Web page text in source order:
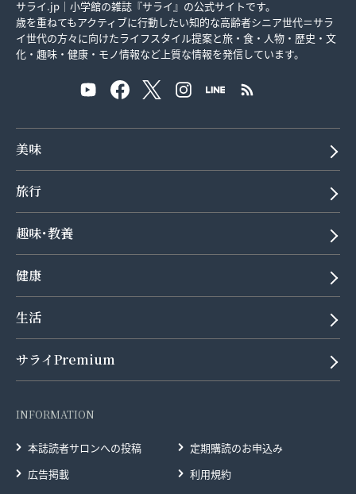
サライ.jp｜小学館の雑誌『サライ』の公式サイトです。
歳を重ねてもアクティブに行動したい知的な高齢者シニア世代＝サラ
イ世代の方々に向けたライフスタイル提案と旅・食・人物・歴史・文
化・趣味・健康・モノ情報など上質な情報を発信しています。
美味
旅行
趣味･教養
健康
生活
サライPremium
INFORMATION
本誌読者サロンへの投稿
定期購読のお申込み
広告掲載
利用規約